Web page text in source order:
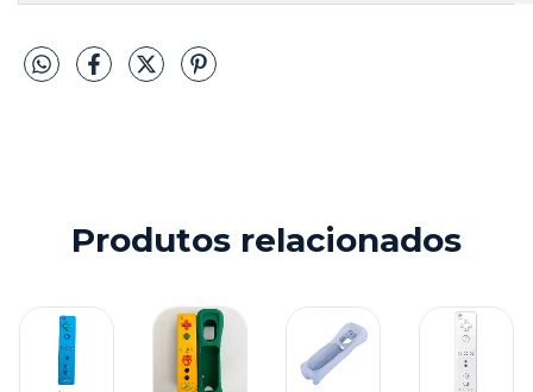
Produtos relacionados